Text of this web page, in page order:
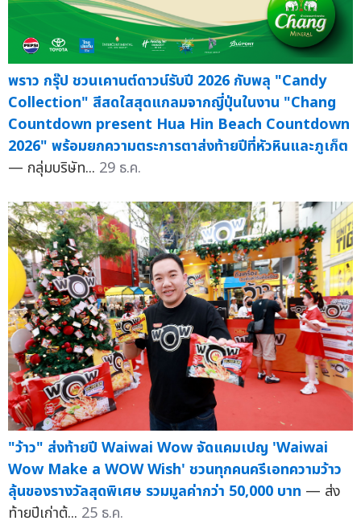
พราว กรุ๊ป ชวนเคานต์ดาวน์รับปี 2026 กับพลุ "Candy
Collection" สีสดใสสุดแกลมจากญี่ปุ่นในงาน "Chang
Countdown present Hua Hin Beach Countdown
2026" พร้อมยกความตระการตาส่งท้ายปีที่หัวหินและภูเก็ต
— กลุ่มบริษัท... 29 ธ.ค.
"ว้าว" ส่งท้ายปี Waiwai Wow จัดแคมเปญ 'Waiwai
Wow Make a WOW Wish' ชวนทุกคนครีเอทความว้าว
ลุ้นของรางวัลสุดพิเศษ รวมมูลค่ากว่า 50,000 บาท — ส่ง
ท้ายปีเก่าต้... 25 ธ.ค.